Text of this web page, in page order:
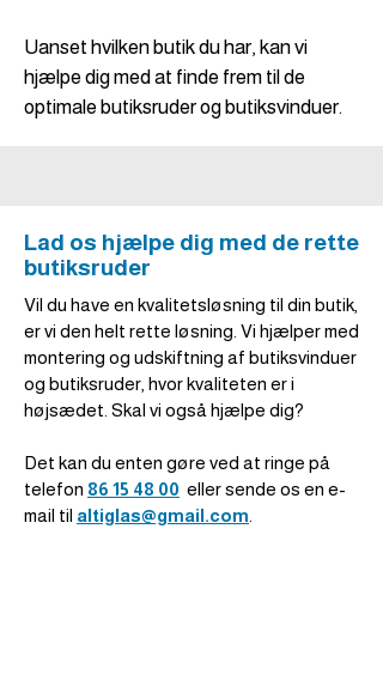
Uanset hvilken butik du har, kan vi
hjælpe dig med at finde frem til de
optimale butiksruder og butiksvinduer.
Lad os hjælpe dig med de rette
butiksruder
Vil du have en kvalitetsløsning til din butik,
er vi den helt rette løsning. Vi hjælper med
montering og udskiftning af butiksvinduer
og butiksruder, hvor kvaliteten er i
højsædet. Skal vi også hjælpe dig?
Det kan du enten gøre ved at ringe på
telefon 86 15 48 00 eller sende os en e-
mail til altiglas@gmail.com